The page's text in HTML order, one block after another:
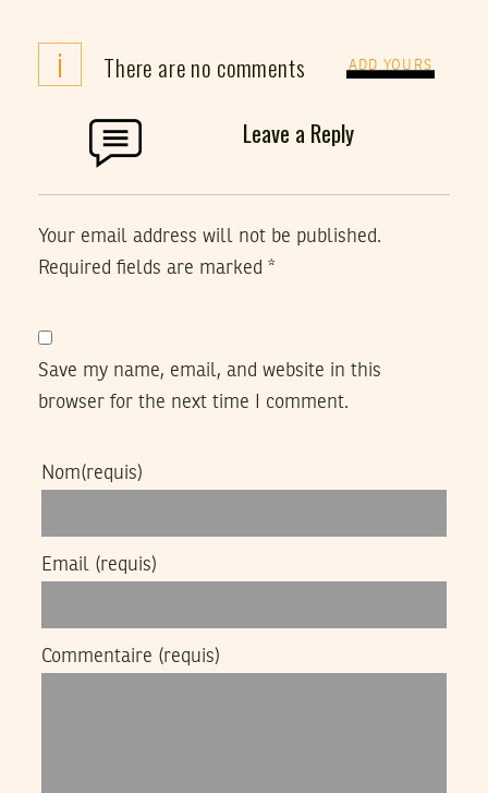
i There are no comments ADD YOURS
Leave a Reply
Your email address will not be published.
Required fields are marked *
Save my name, email, and website in this
browser for the next time I comment.
Nom(requis)
Email (requis)
Commentaire (requis)